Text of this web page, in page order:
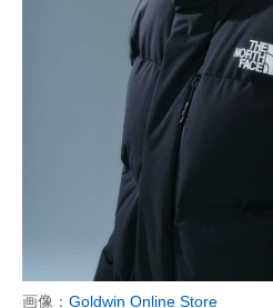
画像： Goldwin Online Store